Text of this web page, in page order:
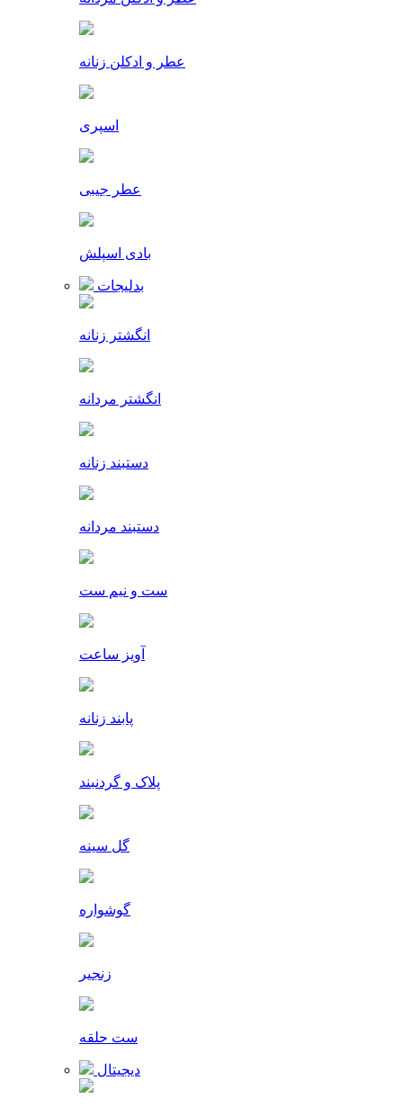
عطر و ادکلن زنانه
اسپری
عطر جیبی
بادی اسپلش
بدلیجات
انگشتر زنانه
انگشتر مردانه
دستبند زنانه
دستبند مردانه
ست و نیم ست
آویز ساعت
پابند زنانه
پلاک و گردنبند
گل سینه
گوشواره
زنجیر
ست حلقه
دیجیتال